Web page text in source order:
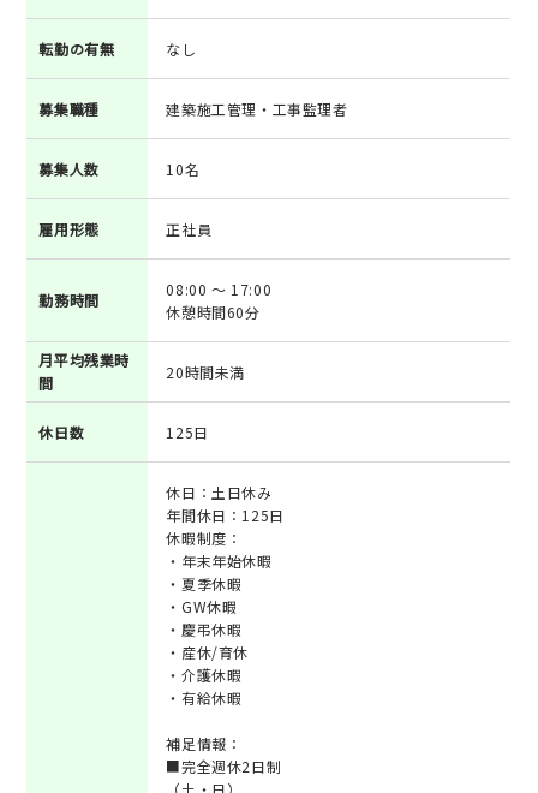
転勤の有無 なし
募集職種 建築施工管理・工事監理者
募集人数 10名
雇用形態 正社員
勤務時間
08:00 ～ 17:00
休憩時間60分
月平均残業時
間
20時間未満
休日数 125日
休日：土日休み
年間休日：125日
休暇制度：
・年末年始休暇
・夏季休暇
・GW休暇
・慶弔休暇
・産休/育休
・介護休暇
・有給休暇
補足情報：
■完全週休2日制
（土・日）